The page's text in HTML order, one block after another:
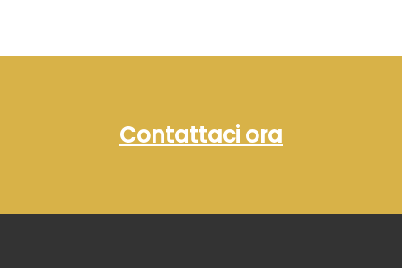
Contattaci ora